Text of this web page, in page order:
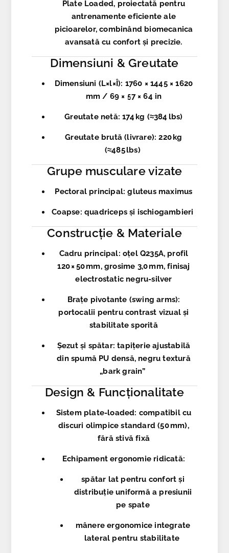
Plate Loaded, proiectată pentru
antrenamente eficiente ale
picioarelor, combinând biomecanica
avansată cu confort și precizie.
Dimensiuni & Greutate
Dimensiuni (L×l×Î): 1760 × 1445 × 1620
mm / 69 × 57 × 64 in
Greutate netă: 174 kg (≈384 lbs)
Greutate brută (livrare): 220 kg
(≈485 lbs)
Grupe musculare vizate
Pectoral principal: gluteus maximus
Coapse: quadriceps și ischiogambieri
Construcție & Materiale
Cadru principal: oțel Q235A, profil
120 × 50 mm, grosime 3,0 mm, finisaj
electrostatic negru-silver
Brațe pivotante (swing arms):
portocalii pentru contrast vizual și
stabilitate sporită
Șezut și spătar: tapițerie ajustabilă
din spumă PU densă, negru textură
„bark grain”
Design & Funcționalitate
Sistem plate-loaded: compatibil cu
discuri olimpice standard (50 mm),
fără stivă fixă
Echipament ergonomie ridicată:
spătar lat pentru confort și
distribuție uniformă a presiunii
pe spate
mânere ergonomice integrate
lateral pentru stabilitate